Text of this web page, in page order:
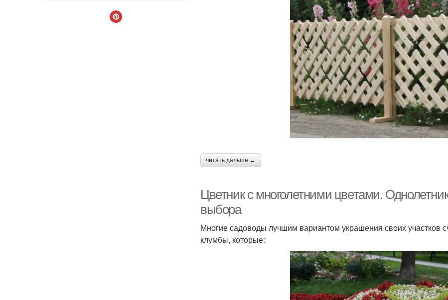
читать дальше →
Цветник с многолетними цветами.
выбора
Многие садоводы лучшим вариантом украшения своих участков
клумбы, которые: